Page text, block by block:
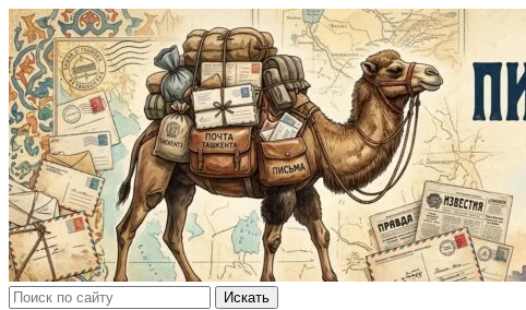
Искать